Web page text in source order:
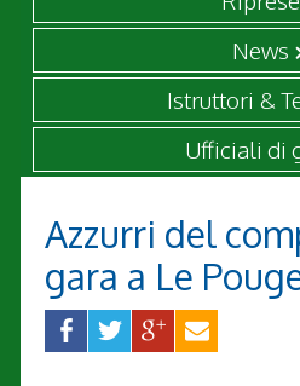
News
Istruttori &
Ufficiali di
Azzurri del
gara a Le